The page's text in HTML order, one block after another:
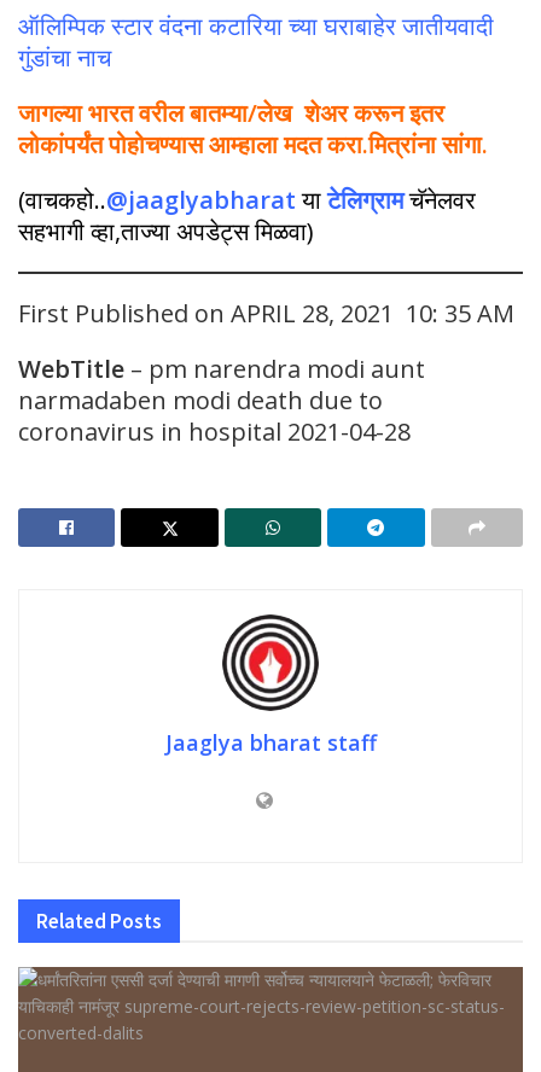
ऑलिम्पिक स्टार वंदना कटारिया च्या घराबाहेर जातीयवादी
गुंडांचा नाच
जागल्या भारत वरील बातम्या/लेख शेअर करून इतर
लोकांपर्यंत पोहोचण्यास आम्हाला मदत करा.मित्रांना सांगा.
(वाचकहो..@jaaglyabharat याटेलिग्रामचॅनेलवर
सहभागी व्हा,ताज्या अपडेट्स मिळवा)
First Published on APRIL 28, 2021 10: 35 AM
WebTitle – pm narendra modi aunt
narmadaben modi death due to
coronavirus in hospital 2021-04-28
Jaaglya bharat staff
Related Posts